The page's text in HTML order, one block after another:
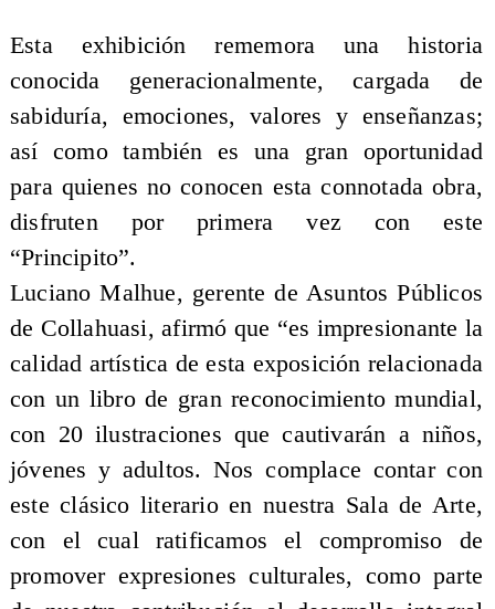
Esta exhibición rememora una historia
conocida generacionalmente, cargada de
sabiduría, emociones, valores y enseñanzas;
así como también es una gran oportunidad
para quienes no conocen esta connotada obra,
disfruten por primera vez con este
“Principito”.
Luciano Malhue, gerente de Asuntos Públicos
de Collahuasi, afirmó que “es impresionante la
calidad artística de esta exposición relacionada
con un libro de gran reconocimiento mundial,
con 20 ilustraciones que cautivarán a niños,
jóvenes y adultos. Nos complace contar con
este clásico literario en nuestra Sala de Arte,
con el cual ratificamos el compromiso de
promover expresiones culturales, como parte